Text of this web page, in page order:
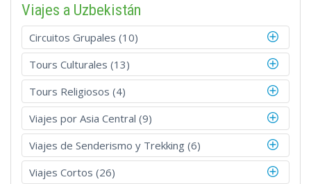
Viajes a Uzbekistán
Circuitos Grupales (10)
Tours Culturales (13)
Tours Religiosos (4)
Viajes por Asia Central (9)
Viajes de Senderismo y Trekking (6)
Viajes Cortos (26)